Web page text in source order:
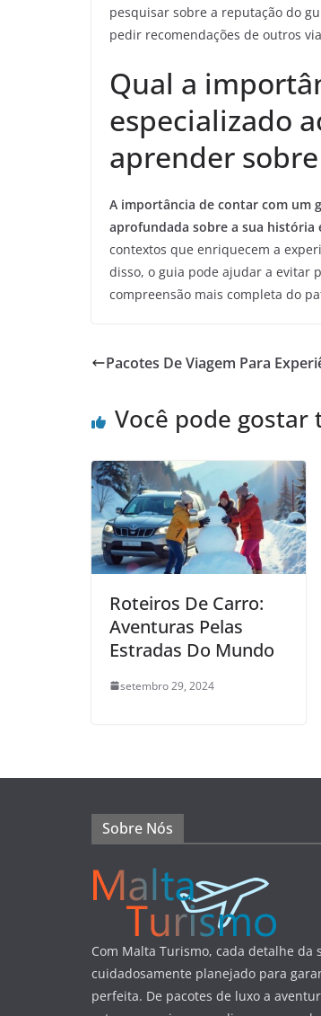
pesquisar sobre a reputação do
pedir recomendações de outros
Qual a
especializado
aprender
A importância de contar com um
aprofundada sobre a sua história
contextos que enriquecem a
disso, o guia pode ajudar a evitar
compreensão mais completa do
Pacotes De Viagem Para
Você pode gostar
Roteiros De Carro:
Aventuras Pelas
Estradas Do Mundo
setembro 29, 2024
Sobre Nós
Com Malta Turismo, cada detalhe da
cuidadosamente planejado para
perfeita. De pacotes de luxo a